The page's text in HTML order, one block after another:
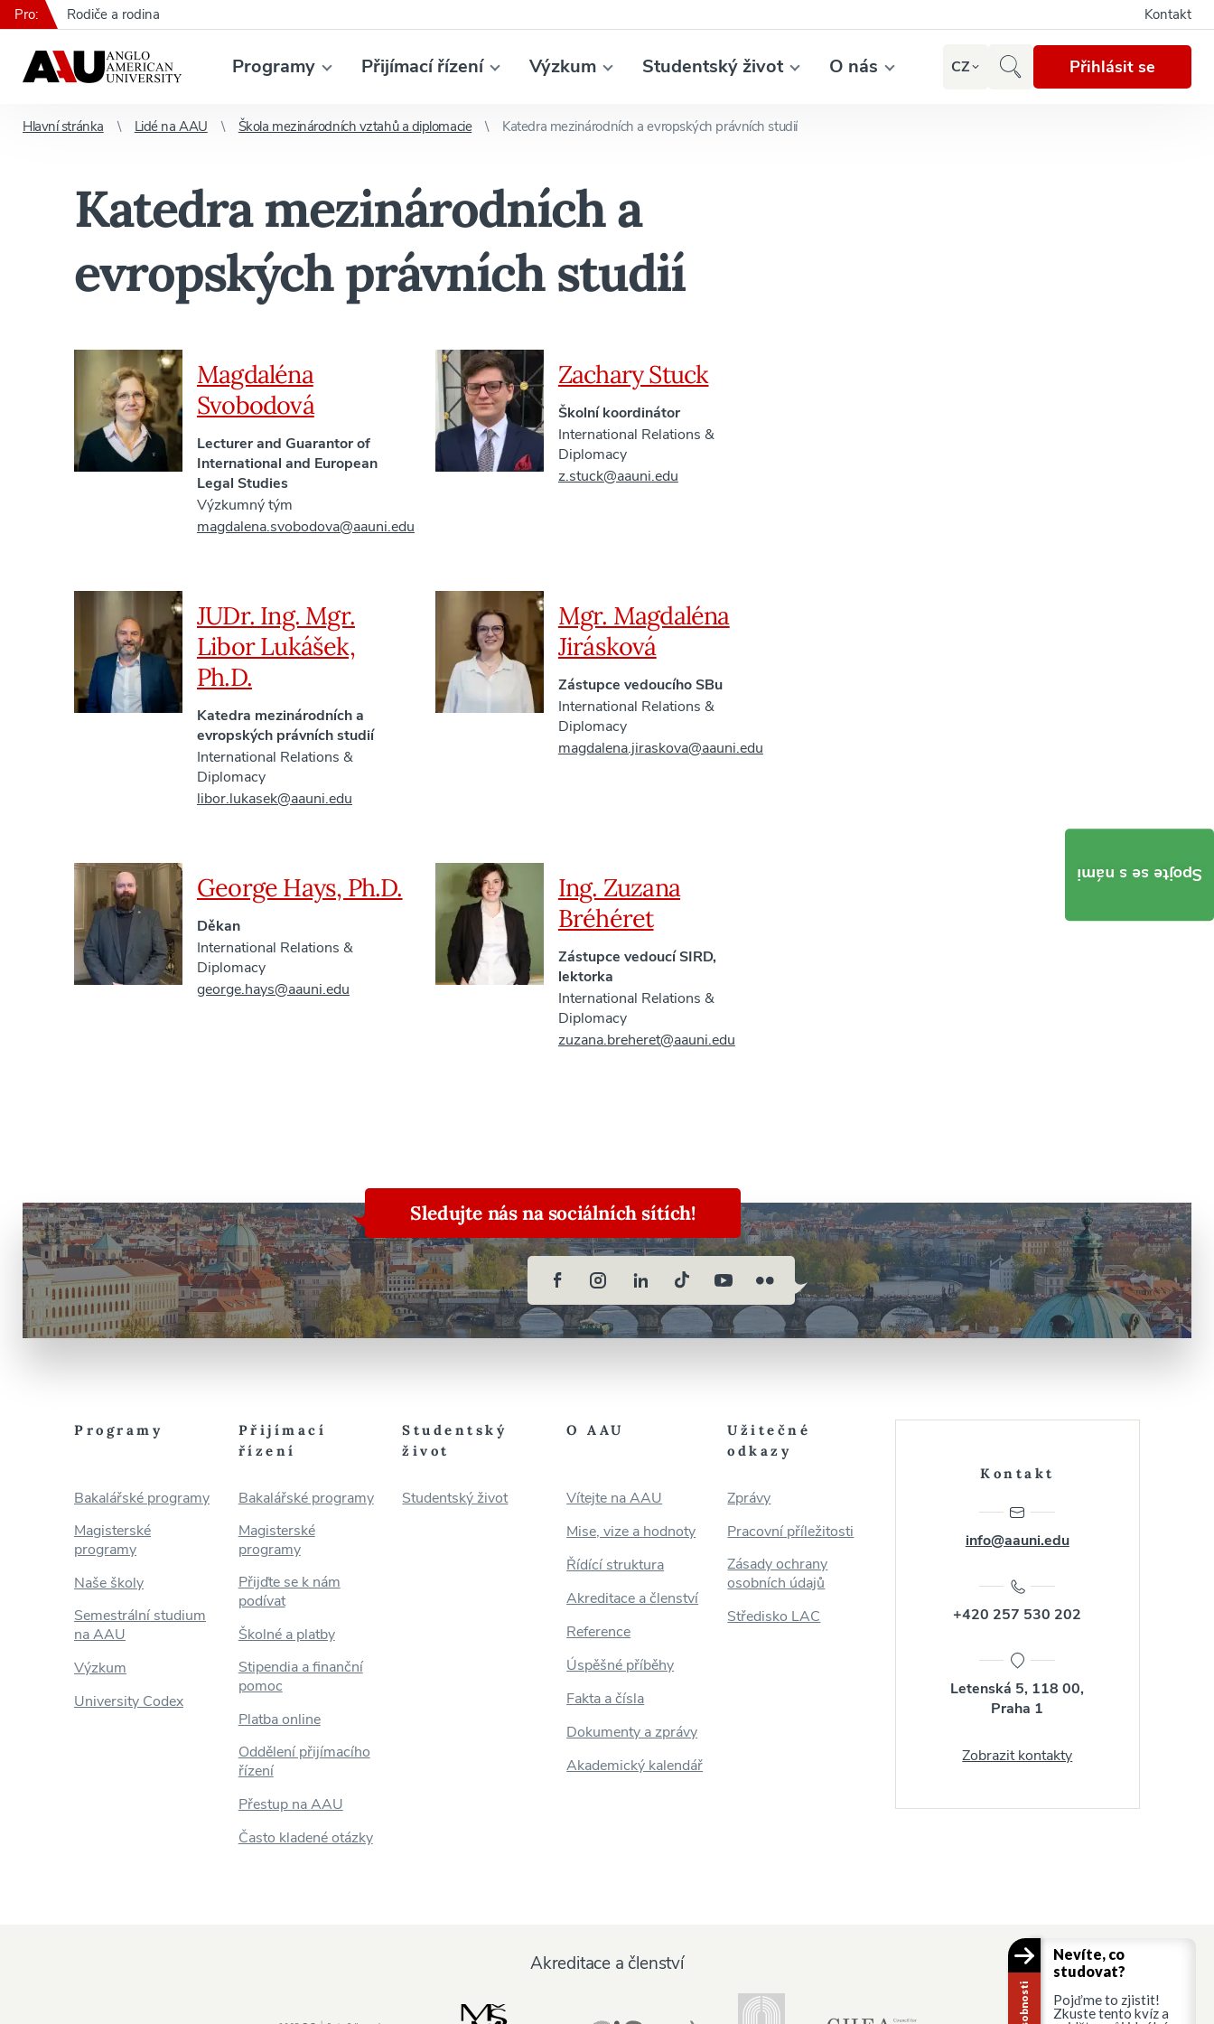
Programy Přijímací řízení Výzkum Studentský život O nás CZ Přihlásit se
Pro: Rodiče a rodina Kontakt
Hlavní stránka Lidé na AAU Škola mezinárodních vztahů a diplomacie Katedra mezinárodních a evropských právních studií
Katedra mezinárodních a
evropských právních studií
Magdaléna
Svobodová
Lecturer and Guarantor of
International and European
Legal Studies
Výzkumný tým
magdalena.svobodova@aauni.edu
Zachary Stuck
Školní koordinátor
International Relations &
Diplomacy
z.stuck@aauni.edu
JUDr. Ing. Mgr.
Libor Lukášek,
Ph.D.
Katedra mezinárodních a
evropských právních studií
International Relations &
Diplomacy
libor.lukasek@aauni.edu
Mgr. Magdaléna
Jirásková
Zástupce vedoucího SBu
International Relations &
Diplomacy
magdalena.jiraskova@aauni.edu
George Hays, Ph.D.
Děkan
International Relations &
Diplomacy
george.hays@aauni.edu
Ing. Zuzana
Bréhéret
Zástupce vedoucí SIRD,
lektorka
International Relations &
Diplomacy
zuzana.breheret@aauni.edu
Sledujte nás na sociálních sítích!
Programy
Bakalářské programy
Magisterské
programy
Naše školy
Semestrální studium
na AAU
Výzkum
University Codex
Přijímací
řízení
Bakalářské programy
Magisterské
programy
Přijďte se k nám
podívat
Školné a platby
Stipendia a finanční
pomoc
Platba online
Oddělení přijímacího
řízení
Přestup na AAU
Často kladené otázky
Studentský
život
Studentský život
O AAU
Vítejte na AAU
Mise, vize a hodnoty
Řídící struktura
Akreditace a členství
Reference
Úspěšné příběhy
Fakta a čísla
Dokumenty a zprávy
Akademický kalendář
Užitečné
odkazy
Zprávy
Pracovní příležitosti
Zásady ochrany
osobních údajů
Středisko LAC
Kontakt
info@aauni.edu
+420 257 530 202
Letenská 5, 118 00,
Praha 1
Zobrazit kontakty
Akreditace a členství
Spojte se s námi
Nevíte, co
studovat?
Pojďme to zjistit!
Zkuste tento kvíz a